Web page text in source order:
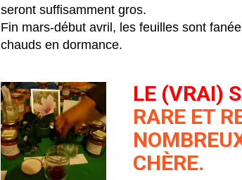
seront suffisamment gros.
Fin mars-début avril, les feuilles sont
chauds en dormance.
LE (VRAI)
RARE ET
CHÈRE.